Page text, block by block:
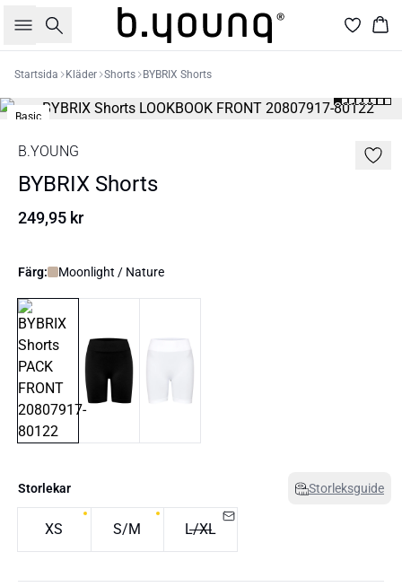
Sök
Startsida Kläder Shorts BYBRIX Shorts
Basic
B.YOUNG
BYBRIX Shorts
249,95 kr
Färg: Moonlight / Nature
Storlekar Storleksguide
XS S/M L/XL